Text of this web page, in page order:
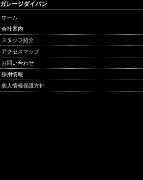
ガレージダイバン
ホーム
会社案内
スタッフ紹介
アクセスマップ
お問い合わせ
採用情報
個人情報保護方針